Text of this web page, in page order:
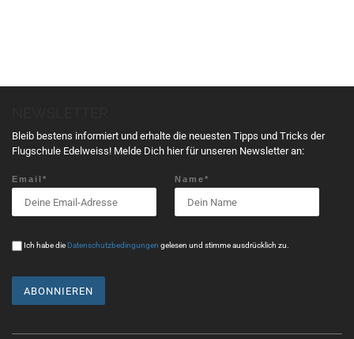
n
g
a
i
a
o
Bleib bestens informiert und erhalte die neuesten Tipps und Tricks der
Flugschule Edelweiss! Melde Dich hier für unseren Newsletter an:
Email* Name*
Ich habe dieDatenschutzbedingungen gelesen und stimme ausdrücklich zu.